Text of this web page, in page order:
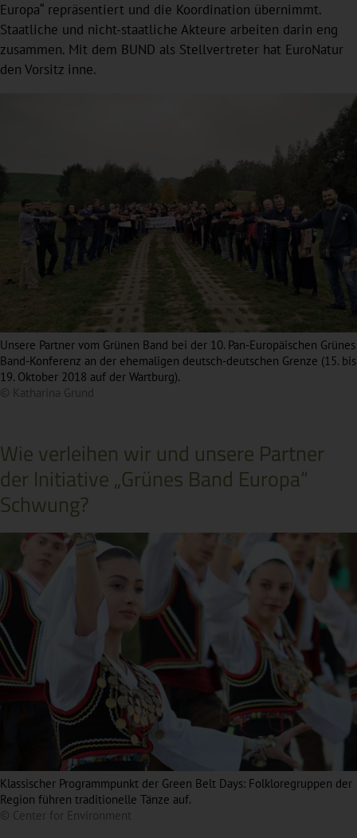
Europa“ repräsentiert und die Koordination übernimmt.
Staatliche und nicht-staatliche Akteure arbeiten darin eng
zusammen. Mit dem BUND als Stellvertreter hat EuroNatur
den Vorsitz inne.
Unsere Partner vom Grünen Band bei der 10. Pan-Europäischen Grünes
Band-Konferenz an der ehemaligen deutsch-deutschen Grenze (15. bis
19. Oktober 2018 auf der Wartburg).
© Katharina Grund
Wie verleihen wir und unsere Partner
der Initiative „Grünes Band Europa“
Schwung?
Klassischer Programmpunkt der Green Belt Days: Folkloregruppen der
Region führen traditionelle Tänze auf.
© Center for Environment